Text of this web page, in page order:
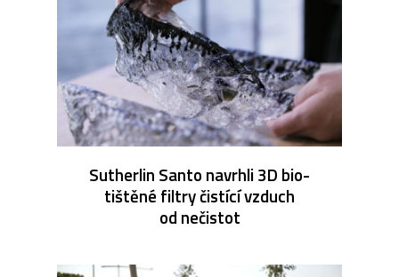
Sutherlin Santo navrhli 3D bio-
tištěné filtry čistící vzduch
od nečistot